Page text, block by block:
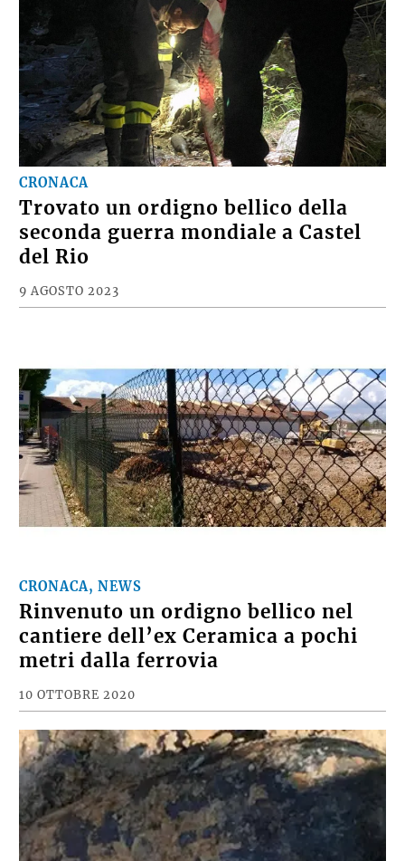
CRONACA
Trovato un ordigno bellico della
seconda guerra mondiale a Castel
del Rio
9 AGOSTO 2023
CRONACA, NEWS
Rinvenuto un ordigno bellico nel
cantiere dell’ex Ceramica a pochi
metri dalla ferrovia
10 OTTOBRE 2020